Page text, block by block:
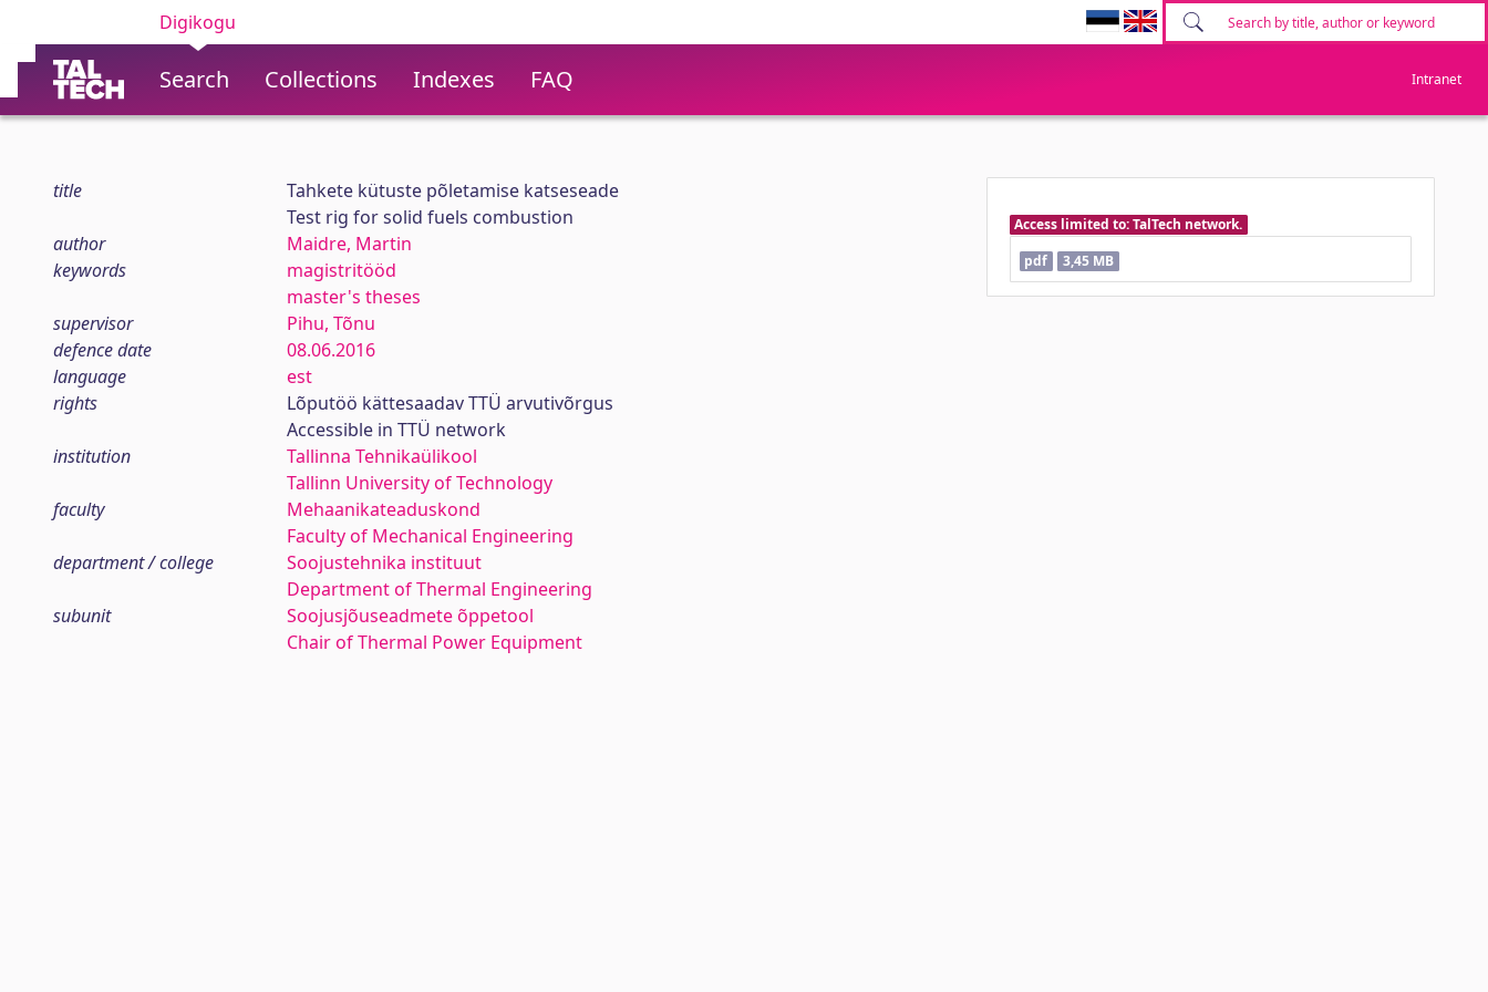
Digikogu
Search Collections Indexes FAQ Intranet
title
Tahkete kütuste põletamise katseseade
Test rig for solid fuels combustion
author
Maidre, Martin
keywords
magistritööd
master's theses
supervisor
Pihu, Tõnu
defence date
08.06.2016
language
est
rights
Lõputöö kättesaadav TTÜ arvutivõrgus
Accessible in TTÜ network
institution
Tallinna Tehnikaülikool
Tallinn University of Technology
faculty
Mehaanikateaduskond
Faculty of Mechanical Engineering
department / college
Soojustehnika instituut
Department of Thermal Engineering
subunit
Soojusjõuseadmete õppetool
Chair of Thermal Power Equipment
Access limited to: TalTech network.
pdf
3,45 MB